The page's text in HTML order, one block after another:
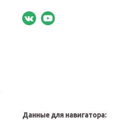
Данные для навигатора: